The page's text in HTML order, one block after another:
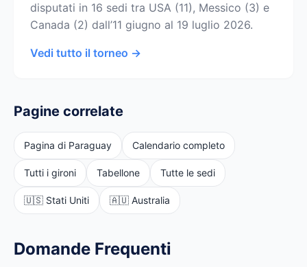
disputati in 16 sedi tra USA (11), Messico (3) e
Canada (2) dall’11 giugno al 19 luglio 2026.
Vedi tutto il torneo →
Pagine correlate
Pagina di Paraguay Calendario completo
Tutti i gironi Tabellone Tutte le sedi
🇺🇸 Stati Uniti 🇦🇺 Australia
Domande Frequenti